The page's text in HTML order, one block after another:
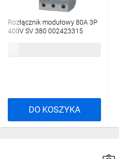
Rozłącznik modułowy 80A 3P
400V SV 380 002423315
DO KOSZYKA